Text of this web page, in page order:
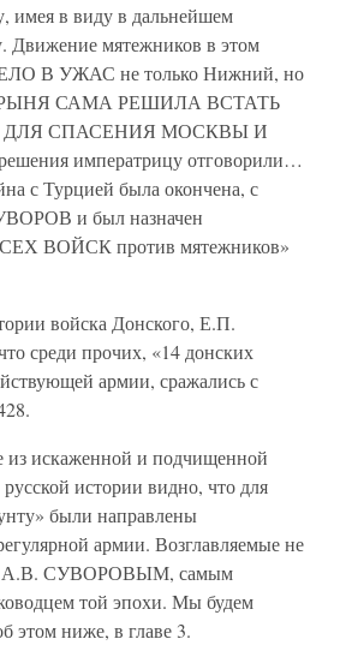
имея в виду в дальнейшем
Движение мятежников в этом
В УЖАС не только Нижний, но
САМА РЕШИЛА ВСТАТЬ
ДЛЯ СПАСЕНИЯ МОСКВЫ И
императрицу отговорили…
с Турцией была окончена, с
и был назначен
ВОЙСК против мятежников»
войска Донского, Е.П.
среди прочих, «14 донских
армии, сражались с
из искаженной и подчищенной
истории видно, что для
были направлены
армии. Возглавляемые не
А.В. СУВОРОВЫМ, самым
той эпохи. Мы будем
этом ниже, в главе 3.